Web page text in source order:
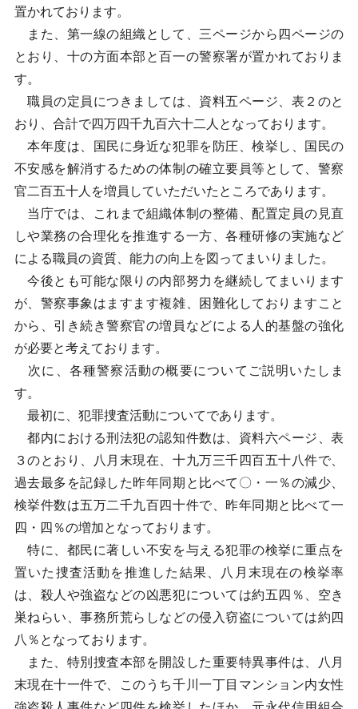
置かれております。
また、第一線の組織として、三ページから四ページの
とおり、十の方面本部と百一の警察署が置かれておりま
す。
職員の定員につきましては、資料五ページ、表２のと
おり、合計で四万四千九百六十二人となっております。
本年度は、国民に身近な犯罪を防圧、検挙し、国民の
不安感を解消するための体制の確立要員等として、警察
官二百五十人を増員していただいたところであります。
当庁では、これまで組織体制の整備、配置定員の見直
しや業務の合理化を推進する一方、各種研修の実施など
による職員の資質、能力の向上を図ってまいりました。
今後とも可能な限りの内部努力を継続してまいります
が、警察事象はますます複雑、困難化しておりますこと
から、引き続き警察官の増員などによる人的基盤の強化
が必要と考えております。
次に、各種警察活動の概要についてご説明いたしま
す。
最初に、犯罪捜査活動についてであります。
都内における刑法犯の認知件数は、資料六ページ、表
３のとおり、八月末現在、十九万三千四百五十八件で、
過去最多を記録した昨年同期と比べて〇・一％の減少、
検挙件数は五万二千九百四十件で、昨年同期と比べて一
四・四％の増加となっております。
特に、都民に著しい不安を与える犯罪の検挙に重点を
置いた捜査活動を推進した結果、八月末現在の検挙率
は、殺人や強盗などの凶悪犯については約五四％、空き
巣ねらい、事務所荒らしなどの侵入窃盗については約四
八％となっております。
また、特別捜査本部を開設した重要特異事件は、八月
末現在十一件で、このうち千川一丁目マンション内女性